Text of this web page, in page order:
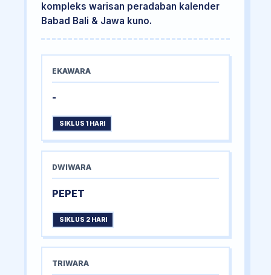
kompleks warisan peradaban kalender
Babad Bali & Jawa kuno.
EKAWARA
-
SIKLUS 1 HARI
DWIWARA
PEPET
SIKLUS 2 HARI
TRIWARA